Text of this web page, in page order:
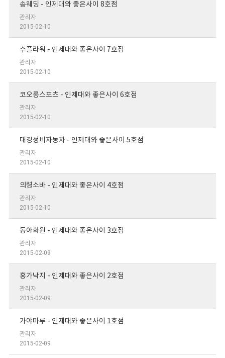
송웨딩 - 인제대와 좋은사이 8호점
관리자
2015-02-10
수플라워 - 인제대와 좋은사이 7호점
관리자
2015-02-10
코오롱스포츠 - 인제대와 좋은사이 6호점
관리자
2015-02-10
대경정비자동차 - 인제대와 좋은사이 5호점
관리자
2015-02-10
의령소바 - 인제대와 좋은사이 4호점
관리자
2015-02-10
동아화원 - 인제대와 좋은사이 3호점
관리자
2015-02-09
홍가낙지 - 인제대와 좋은사이 2호점
관리자
2015-02-09
가야마루 - 인제대와 좋은사이 1호점
관리자
2015-02-09